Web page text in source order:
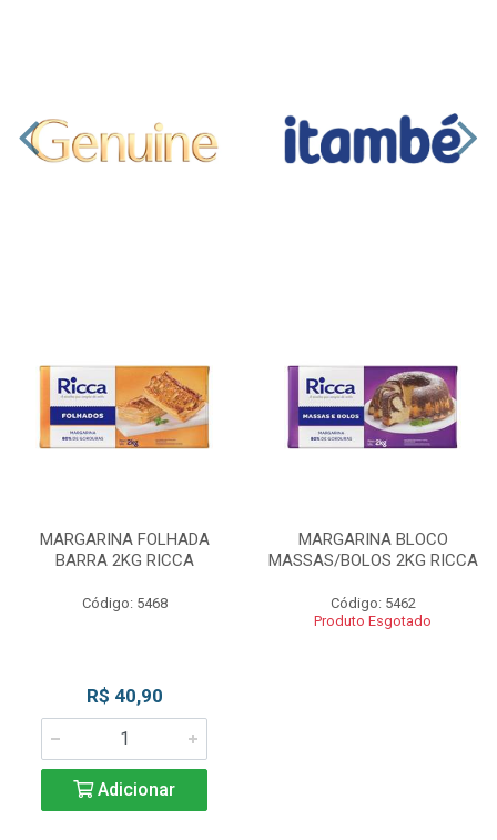
MARGARINA FOLHADA
BARRA 2KG RICCA
Código: 5468
R$ 40,90
Adicionar
MARGARINA BLOCO
MASSAS/BOLOS 2KG RICCA
Código: 5462
Produto Esgotado